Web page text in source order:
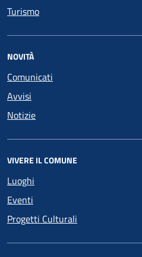
Turismo
NOVITÀ
Comunicati
Avvisi
Notizie
VIVERE IL COMUNE
Luoghi
Eventi
Progetti Culturali